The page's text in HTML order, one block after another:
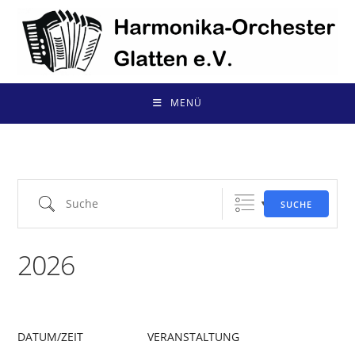
Inhalt
springen
MENÜ
Suche SUCHE
2026
DATUM/ZEIT VERANSTALTUNG